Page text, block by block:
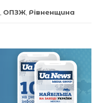
ОПЗЖ Рівненщина